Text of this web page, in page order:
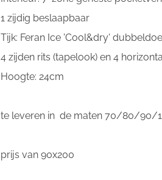
1 zijdig beslaapbaar
Tijk: Feran Ice 'Cool&dry'
4 zijden rits (tapelook) en 4
Hoogte: 24cm
te leveren in de maten 70/80/
prijs van 90x200